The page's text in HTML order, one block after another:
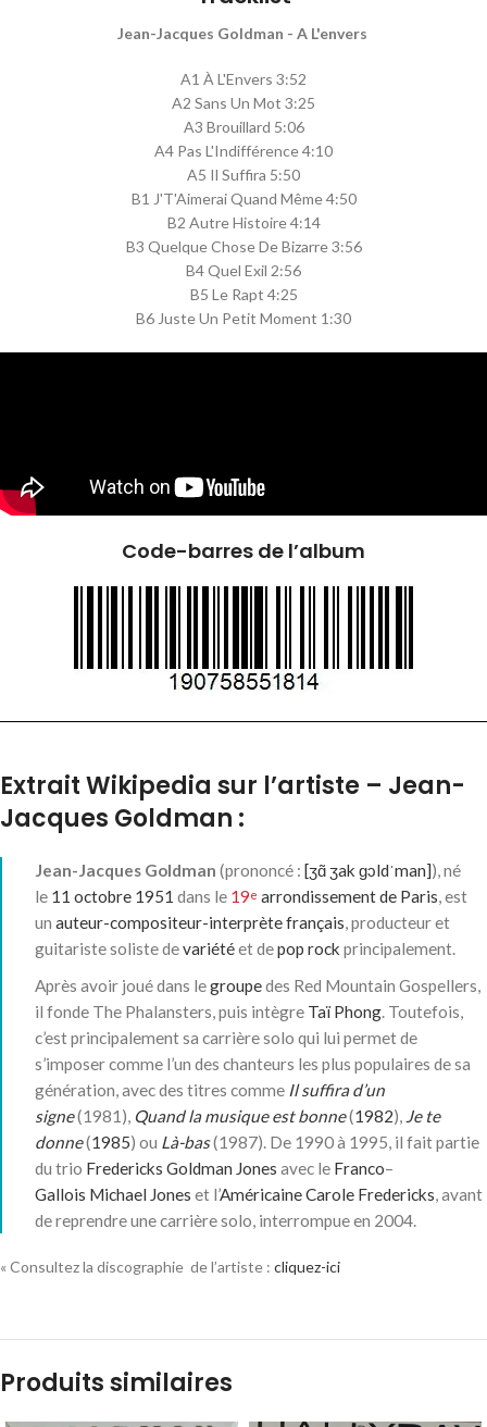
Jean-Jacques Goldman - A L'envers
A1 À L'Envers 3:52
A2 Sans Un Mot 3:25
A3 Brouillard 5:06
A4 Pas L'Indifférence 4:10
A5 Il Suffira 5:50
B1 J'T'Aimerai Quand Même 4:50
B2 Autre Histoire 4:14
B3 Quelque Chose De Bizarre 3:56
B4 Quel Exil 2:56
B5 Le Rapt 4:25
B6 Juste Un Petit Moment 1:30
Code-barres de l’album
Extrait Wikipedia sur l’artiste – Jean-
Jacques Goldman :
Jean-Jacques Goldman (prononcé : [ʒɑ̃ ʒak ɡɔldˈman]), né
le 11 octobre 1951 dans le 19e arrondissement de Paris, est
un auteur-compositeur-interprètefrançais, producteur et
guitariste soliste devariétéet depop rock principalement.
Après avoir joué dans legroupedes Red Mountain Gospellers,
il fonde The Phalansters, puis intègre Taï Phong. Toutefois,
c’est principalement sa carrière solo qui lui permet de
s’imposer comme l’un des chanteurs les plus populaires de sa
génération, avec des titres comme Il suffira d’un
signe(1981), Quand la musique est bonne(1982), Je te
donne(1985) ou Là-bas(1987). De 1990 à 1995, il fait partie
du trio Fredericks Goldman Jones avec le Franco–
Gallois Michael Jones et l’AméricaineCarole Fredericks, avant
de reprendre une carrière solo, interrompue en 2004.
« Consultez la discographie de l’artiste : cliquez-ici
Produits similaires